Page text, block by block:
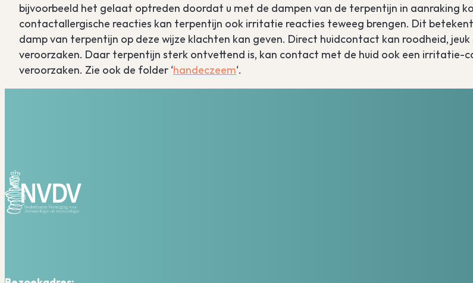
bijvoorbeeld het gelaat optreden doordat u met de dampen van de terpentijn in aanraking
contactallergische reacties kan terpentijn ook irritatie reacties teweeg brengen. Dit
damp van terpentijn op deze wijze klachten kan geven. Direct huidcontact kan roodheid,
veroorzaken. Daar terpentijn sterk ontvettend is, kan contact met de huid ook een irritatie-
veroorzaken. Zie ook de folder ‘handeczeem‘.